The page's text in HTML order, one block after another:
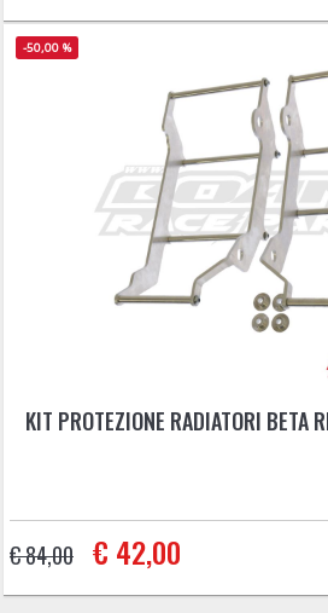
-50,00 %
KIT PROTEZIONE RADIATORI BETA
€ 84,00 € 42,00